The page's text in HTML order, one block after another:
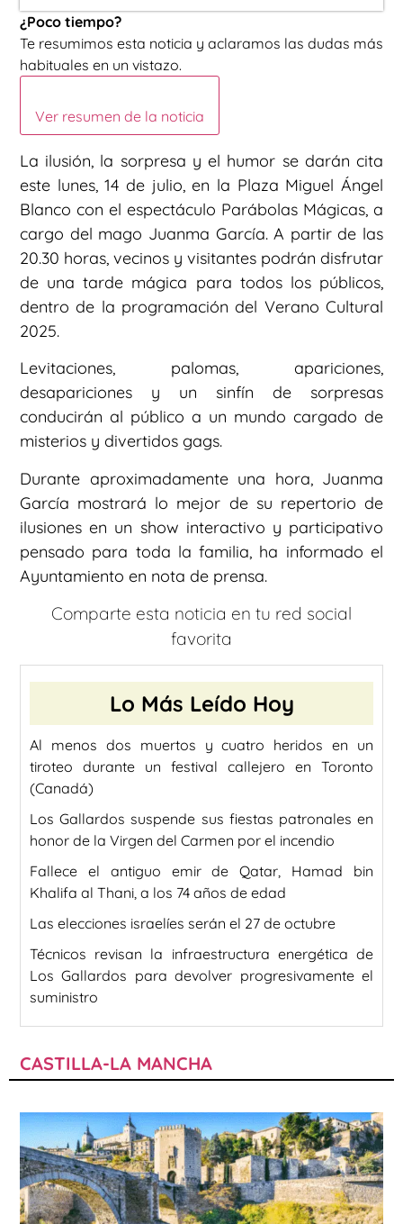
¿Poco tiempo?
Te resumimos esta noticia y aclaramos las dudas más
habituales en un vistazo.
Ver resumen de la noticia
La ilusión, la sorpresa y el humor se darán cita
este lunes, 14 de julio, en la Plaza Miguel Ángel
Blanco con el espectáculo Parábolas Mágicas, a
cargo del mago Juanma García. A partir de las
20.30 horas, vecinos y visitantes podrán disfrutar
de una tarde mágica para todos los públicos,
dentro de la programación del Verano Cultural
2025.
Levitaciones, palomas, apariciones,
desapariciones y un sinfín de sorpresas
conducirán al público a un mundo cargado de
misterios y divertidos gags.
Durante aproximadamente una hora, Juanma
García mostrará lo mejor de su repertorio de
ilusiones en un show interactivo y participativo
pensado para toda la familia, ha informado el
Ayuntamiento en nota de prensa.
Comparte esta noticia en tu red social
favorita
Lo Más Leído Hoy
Al menos dos muertos y cuatro heridos en un
tiroteo durante un festival callejero en Toronto
(Canadá)
Los Gallardos suspende sus fiestas patronales en
honor de la Virgen del Carmen por el incendio
Fallece el antiguo emir de Qatar, Hamad bin
Khalifa al Thani, a los 74 años de edad
Las elecciones israelíes serán el 27 de octubre
Técnicos revisan la infraestructura energética de
Los Gallardos para devolver progresivamente el
suministro
CASTILLA-LA MANCHA